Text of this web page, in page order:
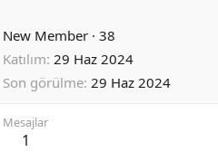
New Member · 38
Katılım 29 Haz 2024
Son görülme 29 Haz 2024
Mesajlar
1